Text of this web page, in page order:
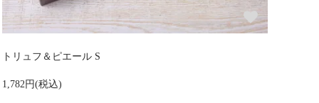
トリュフ＆ピエール S
1,782円(税込)